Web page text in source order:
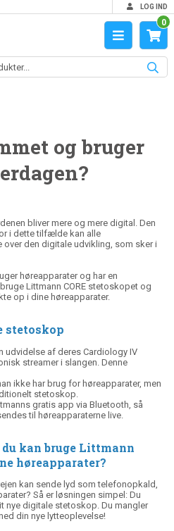
LOG IND
0
og bruger
bliver mere og mere digital. Den
i dette tilfælde kan alle
den digitale udvikling, som sker i
høreapparater og har en
Littmann CORE stetoskopet og
op i dine høreapparater.
stetoskop
af deres Cardiology IV
streamer i slangen. Denne
ikke har brug for høreapparater, men
stetoskop.
gratis app via Bluetooth, så
til høreapparaterne live.
kan bruge Littmann
høreapparater?
kan sende lyd som telefonopkald,
Så er løsningen simpel: Du
nye digitale stetoskop. Du mangler
din nye lytteoplevelse!